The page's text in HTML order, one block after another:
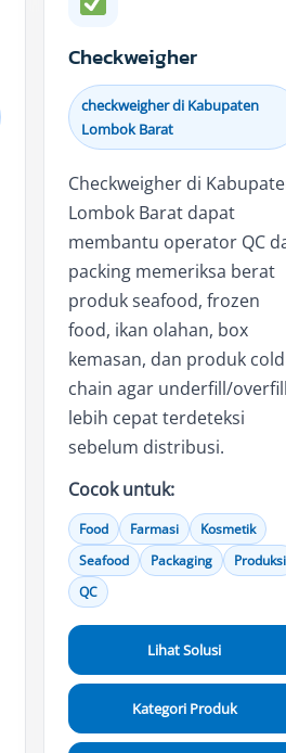
Checkweigher
checkweigher di Kabupaten
Lombok Barat
Checkweigher di
Lombok Barat dapat
membantu operator QC
packing memeriksa berat
produk seafood, frozen
food, ikan olahan, box
kemasan, dan produk cold
chain agar underfill/overfill
lebih cepat terdeteksi
sebelum distribusi.
Cocok untuk:
Food Farmasi
Kosmetik
Seafood
Packaging
Produksi
QC
Lihat Solusi
Kategori Produk